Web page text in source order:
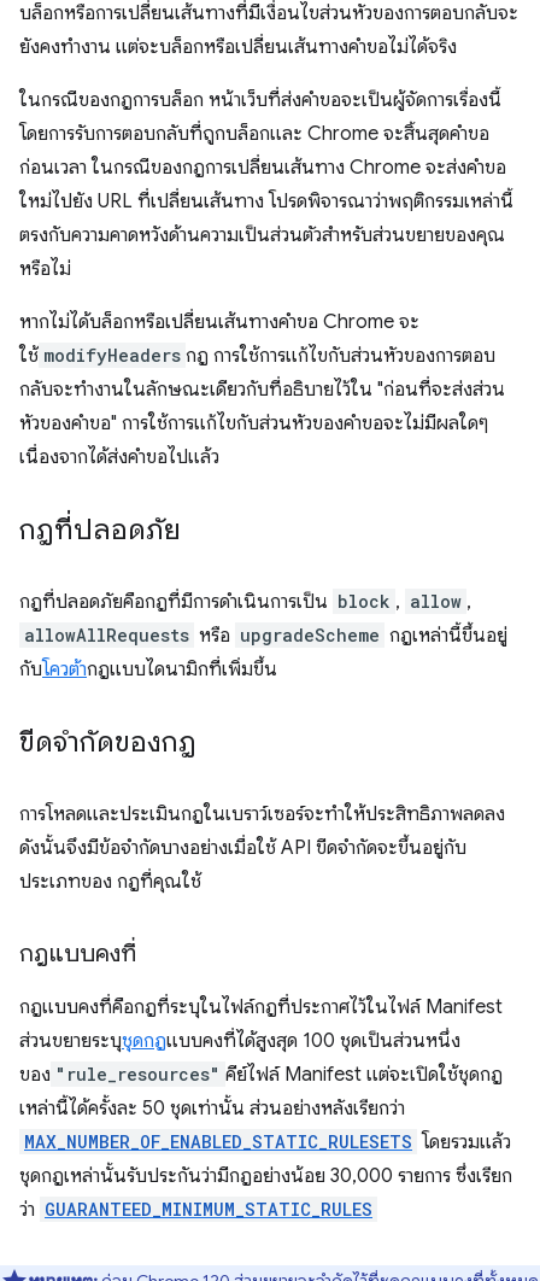
บล็อกหรือการเปลี่ยนเส้นทางที่มีเงื่อนไขส่วนหัวของการตอบกลับจะ
ยังคงทำงาน แต่จะบล็อกหรือเปลี่ยนเส้นทางคำขอไม่ได้จริง
ในกรณีของกฎการบล็อก หน้าเว็บที่ส่งคำขอจะเป็นผู้จัดการเรื่องนี้
โดยการรับการตอบกลับที่ถูกบล็อกและ Chrome จะสิ้นสุดคำขอ
ก่อนเวลา ในกรณีของกฎการเปลี่ยนเส้นทาง Chrome จะส่งคำขอ
ใหม่ไปยัง URL ที่เปลี่ยนเส้นทาง โปรดพิจารณาว่าพฤติกรรมเหล่านี้
ตรงกับความคาดหวังด้านความเป็นส่วนตัวสำหรับส่วนขยายของคุณ
หรือไม่
หากไม่ได้บล็อกหรือเปลี่ยนเส้นทางคำขอ Chrome จะ
ใช้ modifyHeaders กฎ การใช้การแก้ไขกับส่วนหัวของการตอบ
กลับจะทำงานในลักษณะเดียวกับที่อธิบายไว้ใน "ก่อนที่จะส่งส่วน
หัวของคำขอ" การใช้การแก้ไขกับส่วนหัวของคำขอจะไม่มีผลใดๆ
เนื่องจากได้ส่งคำขอไปแล้ว
กฎที่ปลอดภัย
กฎที่ปลอดภัยคือกฎที่มีการดำเนินการเป็น block , allow ,
allowAllRequests หรือ upgradeScheme กฎเหล่านี้ขึ้นอยู่
กับโควต้ากฎแบบไดนามิกที่เพิ่มขึ้น
ขีดจํากัดของกฎ
การโหลดและประเมินกฎในเบราว์เซอร์จะทำให้ประสิทธิภาพลดลง
ดังนั้นจึงมีข้อจำกัดบางอย่างเมื่อใช้ API ขีดจำกัดจะขึ้นอยู่กับ
ประเภทของ กฎที่คุณใช้
กฎแบบคงที่
กฎแบบคงที่คือกฎที่ระบุในไฟล์กฎที่ประกาศไว้ในไฟล์ Manifest
ส่วนขยายระบุชุดกฎแบบคงที่ได้สูงสุด 100 ชุดเป็นส่วนหนึ่ง
ของ "rule_resources" คีย์ไฟล์ Manifest แต่จะเปิดใช้ชุดกฎ
เหล่านี้ได้ครั้งละ 50 ชุดเท่านั้น ส่วนอย่างหลังเรียกว่า
MAX_NUMBER_OF_ENABLED_STATIC_RULESETS โดยรวมแล้ว
ชุดกฎเหล่านั้นรับประกันว่ามีกฎอย่างน้อย 30,000 รายการ ซึ่งเรียก
ว่า GUARANTEED_MINIMUM_STATIC_RULES